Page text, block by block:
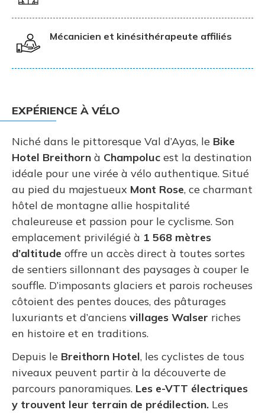
Mécanicien et kinésithérapeute affiliés
EXPÉRIENCE À VÉLO
Niché dans le pittoresque Val d’Ayas, le Bike
Hotel Breithorn à Champoluc est la destination
idéale pour une virée à vélo authentique. Situé
au pied du majestueux Mont Rose, ce charmant
hôtel de montagne allie hospitalité
chaleureuse et passion pour le cyclisme. Son
emplacement privilégié à 1 568 mètres
d’altitude offre un accès direct à toutes sortes
de sentiers sillonnant des paysages à couper le
souffle. D’imposants glaciers et parois rocheuses
côtoient des pentes douces, des pâturages
luxuriants et d’anciens villages Walser riches
en histoire et en traditions.
Depuis le Breithorn Hotel, les cyclistes de tous
niveaux peuvent partir à la découverte de
parcours panoramiques. Les e-VTT électriques
y trouvent leur terrain de prédilection. Les